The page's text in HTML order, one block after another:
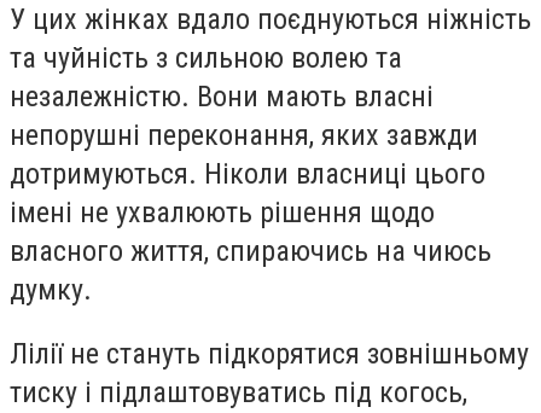
У цих жінках вдало поєднуються ніжність
та чуйність з сильною волею та
незалежністю. Вони мають власні
непорушні переконання, яких завжди
дотримуються. Ніколи власниці цього
імені не ухвалюють рішення щодо
власного життя, спираючись на чиюсь
думку.
Лілії не стануть підкорятися зовнішньому
тиску і підлаштовуватись під когось,